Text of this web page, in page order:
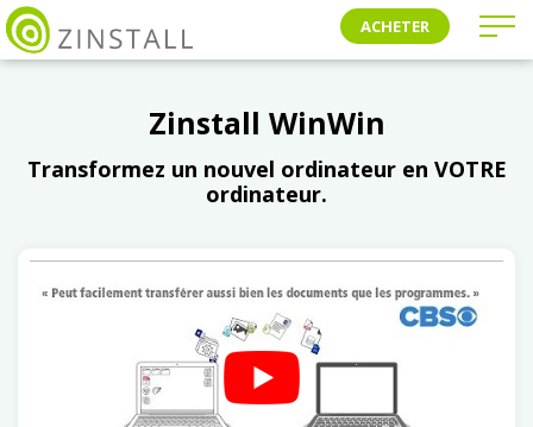
ACHETER
Zinstall WinWin
Transformez un nouvel ordinateur en VOTRE
ordinateur.